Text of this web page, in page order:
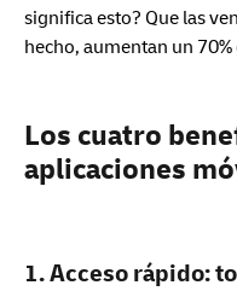
significa esto? Que las
hecho, aumentan un
Los cuatro
aplicaciones
1. Acceso rápido: